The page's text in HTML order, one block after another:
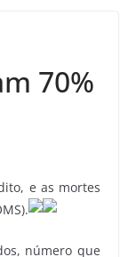
70%
e as mortes
número que